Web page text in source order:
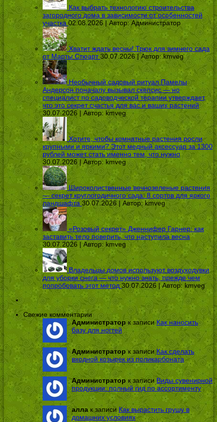
Как выбрать технологию строительства
загородного дома в зависимости от особенностей
участка 02.08.2026 | Автор:Администратор
Хватит ждать весны! Трюк для зимнего сада
от Марты Стюарт 30.07.2026 | Автор:kmveg
Необычный садовый ритуал Памелы
Андерсон поначалу вызывал скепсис — но
специалист по садоводческой терапии утверждает,
что это секрет счастья для вас и ваших растений
30.07.2026 | Автор: kmveg
Хотите, чтобы комнатные растения росли
крупными и яркими? Этот медный аксессуар за 1300
рублей может стать именно тем, что нужно
30.07.2026 | Автор: kmveg
Широколиственные вечнозеленые растения
— секрет круглогодичного сада: 8 сортов для яркого
ландшафта 30.07.2026 | Автор:kmveg
«Розовый секрет» Дженнифер Гарнер: как
заставить тело поверить, что наступила весна
30.07.2026 | Автор: kmveg
Владельцы домов используют воздуходувки
для уборки снега — что нужно знать, прежде чем
попробовать этот метод 30.07.2026 | Автор: kmveg
Свежие комментарии
Администраторк записиКак наносить
базу для ногтей
Администраторк записиКак сделать
входной козырек из поликарбоната
Администраторк записи Виды сувенирной
продукции: полный гид по ассортименту
алла к записи Как вырастить грушу в
домашних условиях